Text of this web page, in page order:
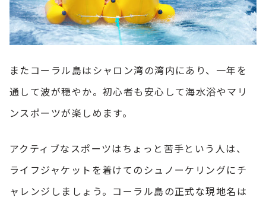
またコーラル島はシャロン湾の湾内にあり、一年を
通して波が穏やか。初心者も安心して海水浴やマリ
ンスポーツが楽しめます。
アクティブなスポーツはちょっと苦手という人は、
ライフジャケットを着けてのシュノーケリングにチ
ャレンジしましょう。コーラル島の正式な現地名は